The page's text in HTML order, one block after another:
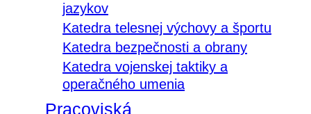
jazykov
Katedra telesnej výchovy a športu
Katedra bezpečnosti a obrany
Katedra vojenskej taktiky a
operačného umenia
Pracoviská